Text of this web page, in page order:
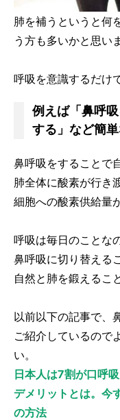
肺を補うというと何
う方も多いかと思い
呼吸を意識するだけ
例えば「鼻呼
する」など簡単
鼻呼吸をすることで
肺全体に酸素が行き
細胞への酸素供給量
呼吸は毎日のことな
鼻呼吸に切り替える
自然と肺を鍛えるこ
以前以下の記事で、
ご紹介しているので
い。
日本人は7割が口呼
デメリットとは。今
の方法